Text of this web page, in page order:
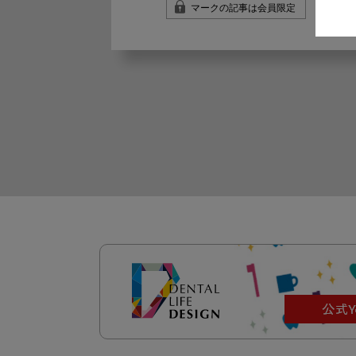
マークの記事は会員限定